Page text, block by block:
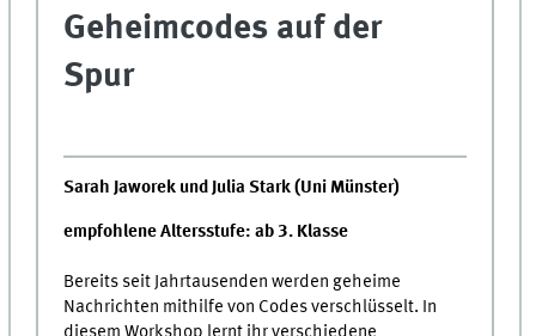
Geheimcodes auf der
Spur
Sarah Jaworek und Julia Stark (Uni Münster)
empfohlene Altersstufe: ab 3. Klasse
Bereits seit Jahrtausenden werden geheime
Nachrichten mithilfe von Codes verschlüsselt. In